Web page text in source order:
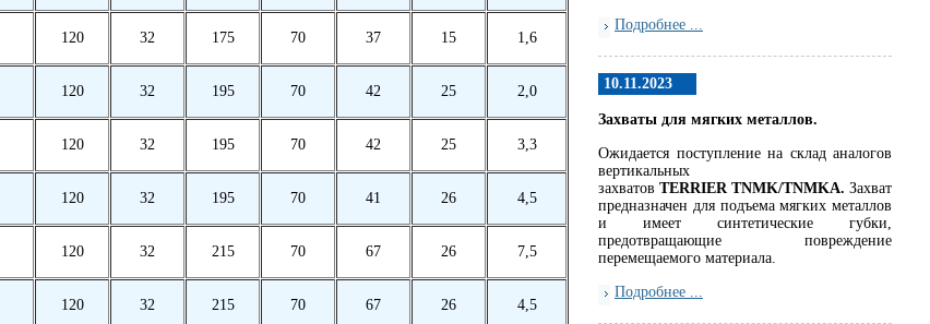
120 32 175 70 37 15 1,6
120 32 195 70 42 25 2,0
120 32 195 70 42 25 3,3
120 32 195 70 41 26 4,5
120 32 215 70 67 26 7,5
120 32 215 70 67 26 4,5
Подробнее ...
10.11.2023
Захваты для мягких металлов.
Ожидается поступление на склад аналогов
вертикальных
захватов TERRIERTNMK/TNMKA. Захват
предназначен для подъема мягких металлов
и имеет синтетические губки,
предотвращающие повреждение
перемещаемого материала.
Подробнее ...